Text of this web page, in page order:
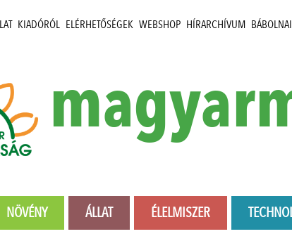
KIADÓRÓL ELÉRHETŐSÉGEK WEBSHOP HÍRARCHÍVUM
NÖVÉNY ÁLLAT ÉLELMISZER